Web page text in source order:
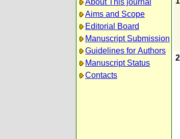
About This journal
Aims and Scope
Editorial Board
Manuscript Submission
Guidelines for Authors
Manuscript Status
Contacts